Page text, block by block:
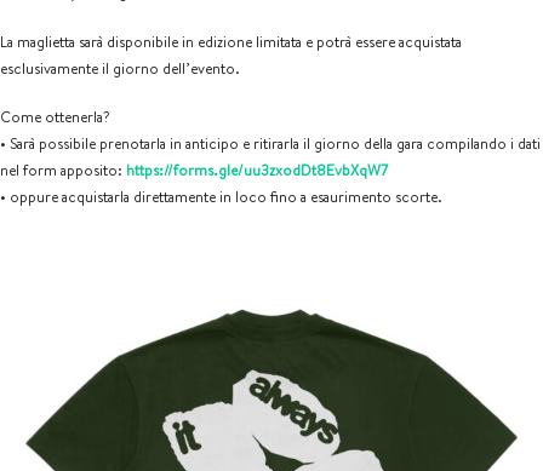
La maglietta sarà disponibile in edizione limitata e potrà essere acquistata
esclusivamente il giorno dell’evento.
Come ottenerla?
•⁠ ⁠Sarà possibile prenotarla in anticipo e ritirarla il giorno della gara compilando i dati
nel form apposito: https://forms.gle/uu3zxodDt8EvbXqW7
•⁠ ⁠oppure acquistarla direttamente in loco fino a esaurimento scorte.